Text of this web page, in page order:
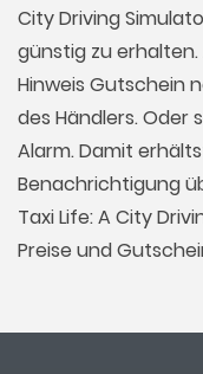
City Driving
günstig zu
Hinweis Gutschein
des Händlers. Oder
Alarm. Damit
Benachrichtigung
Taxi Life: A City
Preise und